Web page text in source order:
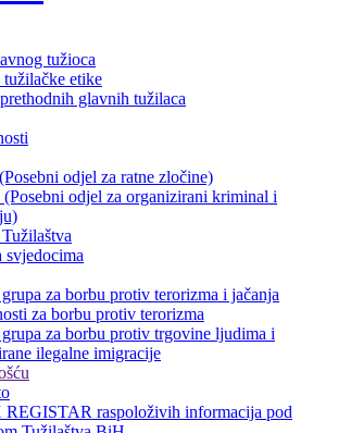
tužioca
etike
glavnih tužilaca
odjel za ratne zločine)
odjel za organizirani kriminal i
svjedocima
za borbu protiv terorizma i jačanja
za borbu protiv terorizma
za borbu protiv trgovine ljudima i
ilegalne imigracije
raspoloživih informacija pod